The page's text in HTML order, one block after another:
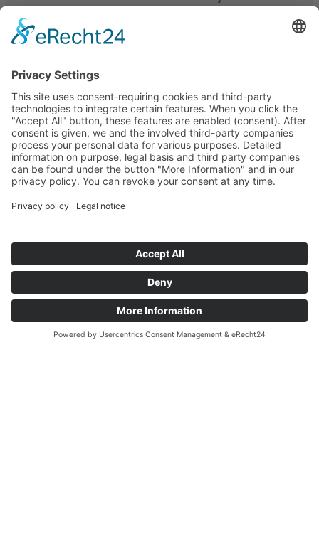
de precios se pueden obtener ingresos
significativos. (Comprar barato y vender caro)
Más información
Español